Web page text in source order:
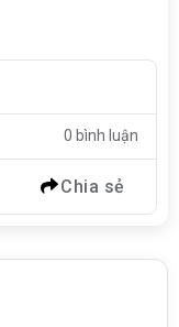
0 bình luận
Chia sẻ